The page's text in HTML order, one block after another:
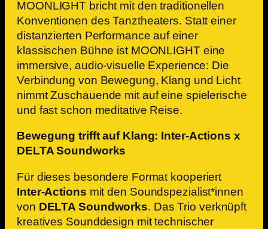
MOONLIGHT bricht mit den traditionellen
Konventionen des Tanztheaters. Statt einer
distanzierten Performance auf einer
klassischen Bühne ist MOONLIGHT eine
immersive, audio-visuelle Experience: Die
Verbindung von Bewegung, Klang und Licht
nimmt Zuschauende mit auf eine spielerische
und fast schon meditative Reise.
Bewegung trifft auf Klang: Inter-Actions x
DELTA Soundworks
Für dieses besondere Format kooperiert
Inter-Actions mit den Soundspezialist*innen
von DELTA Soundworks. Das Trio verknüpft
kreatives Sounddesign mit technischer